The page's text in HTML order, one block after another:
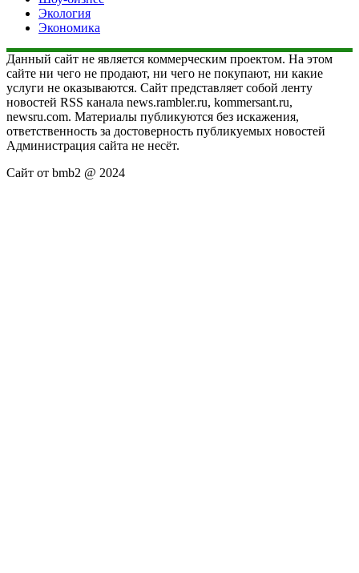
Экология
Экономика
Данный сайт не является коммерческим проектом. На этом
сайте ни чего не продают, ни чего не покупают, ни какие
услуги не оказываются. Сайт представляет собой ленту
новостей RSS канала news.rambler.ru, kommersant.ru,
newsru.com. Материалы публикуются без искажения,
ответственность за достоверность публикуемых новостей
Администрация сайта не несёт.
Сайт от bmb2 @ 2024